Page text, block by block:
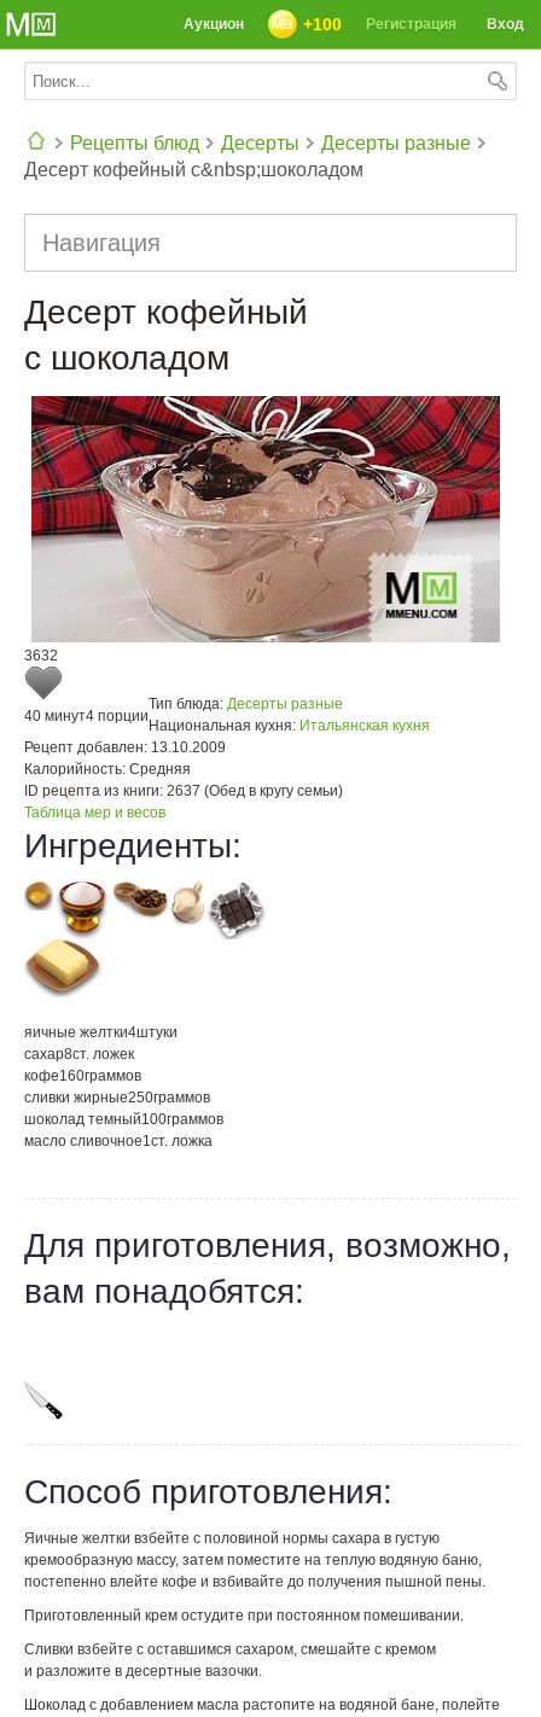
Вход
Регистрация
+100
Аукцион
Рецепты блюд Десерты
Десерты разные
Десерт кофейный с&nbsp;шоколадом
Навигация
Десерт кофейный
с шоколадом
3632
40 минут4 порции
Тип блюда: Десерты разные
Национальная кухня: Итальянская кухня
Рецепт добавлен: 13.10.2009
Калорийность: Средняя
ID рецепта из книги: 2637 (Обед в кругу семьи)
Таблица мер и весов
Ингредиенты:
яичные желтки4штуки
сахар8ст. ложек
кофе160граммов
сливки жирные250граммов
шоколад темный100граммов
масло сливочное1ст. ложка
Для приготовления, возможно,
вам понадобятся:
Способ приготовления:
Яичные желтки взбейте с половиной нормы сахара в густую
кремообразную массу, затем поместите на теплую водяную баню,
постепенно влейте кофе и взбивайте до получения пышной пены.
Приготовленный крем остудите при постоянном помешивании.
Сливки взбейте с оставшимся сахаром, смешайте с кремом
и разложите в десертные вазочки.
Шоколад с добавлением масла растопите на водяной бане, полейте